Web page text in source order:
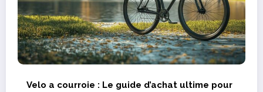
Velo a courroie : Le guide d’achat ultime pour